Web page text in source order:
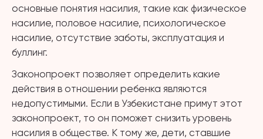
основные понятия насилия, такие как физическое
насилие, половое насилие, психологическое
насилие, отсутствие заботы, эксплуатация и
буллинг.
Законопроект позволяет определить какие
действия в отношении ребенка являются
недопустимыми. Если в Узбекистане примут этот
законопроект, то он поможет снизить уровень
насилия в обществе. К тому же, дети, ставшие